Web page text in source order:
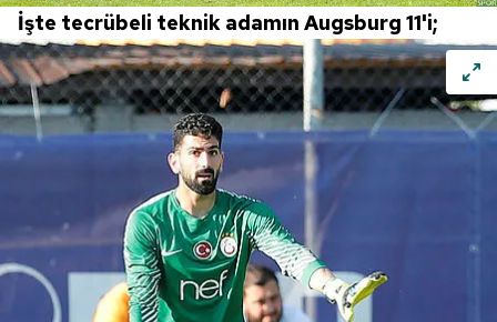
İşte tecrübeli teknik adamın Augsburg 11'i;